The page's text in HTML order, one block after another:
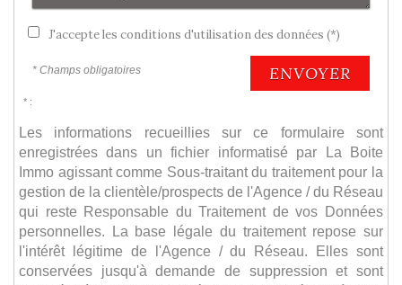
J'accepte les conditions d'utilisation des données (*)
* Champs obligatoires ENVOYER
* :
Les informations recueillies sur ce formulaire sont
enregistrées dans un fichier informatisé par La Boite
Immo agissant comme Sous-traitant du traitement pour la
gestion de la clientèle/prospects de l'Agence / du Réseau
qui reste Responsable du Traitement de vos Données
personnelles. La base légale du traitement repose sur
l'intérêt légitime de l'Agence / du Réseau. Elles sont
conservées jusqu'à demande de suppression et sont